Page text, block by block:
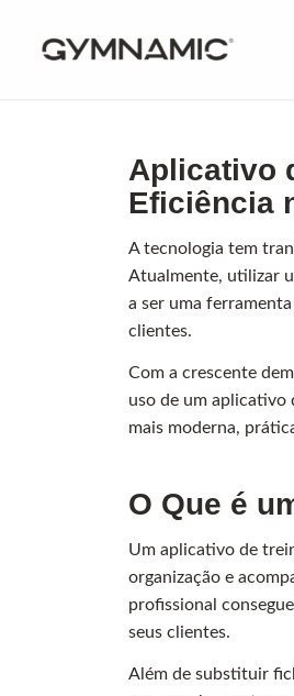
Aplicativo
Eficiência
A tecnologia tem
Atualmente, utilizar
a ser uma
clientes.
Com a crescente
uso de um aplicativo
mais moderna,
O Que é
Um aplicativo de
organização e
profissional
seus clientes.
Além de substituir